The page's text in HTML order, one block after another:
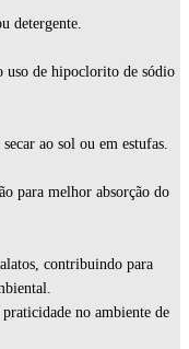
detergente.
uso de hipoclorito de sódio
ao sol ou em estufas.
para melhor absorção do
contribuindo para
no ambiente de